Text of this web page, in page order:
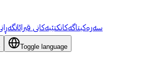
سەرەکیتاگەکانکتێبەکانی قیرائات
Toggle language